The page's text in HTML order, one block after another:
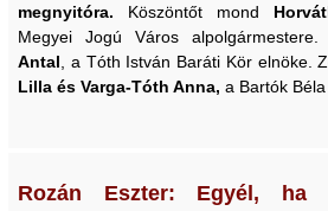
megnyitóra. Köszöntőt mond
Megyei Jogú Város alpolgármestere.
Antal , a Tóth István Baráti Kör elnöke.
Lilla és Varga-Tóth Anna, a Bartók
Rozán Eszter: Egyél,